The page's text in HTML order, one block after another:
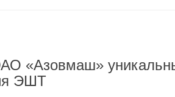
«Азовмаш»
ЭШТ